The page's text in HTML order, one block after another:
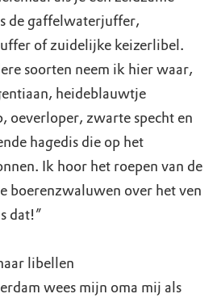
de gaffelwaterjuffer,
of zuidelijke keizerlibel.
soorten neem ik hier waar,
heideblauwtje
oeverloper, zwarte specht en
hagedis die op het
Ik hoor het roepen van de
boerenzwaluwen over het ven
dat!”
libellen
wees mijn oma mij als